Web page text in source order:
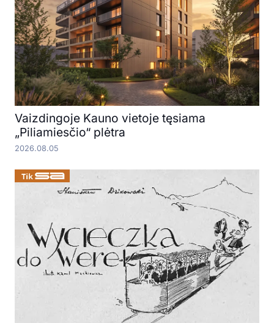
Vaizdingoje Kauno vietoje tęsiama
„Piliamiesčio“ plėtra
2026.08.05